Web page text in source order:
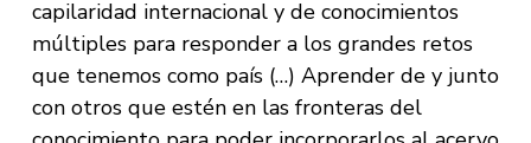
capilaridad internacional y de conocimientos
múltiples para responder a los grandes retos
que tenemos como país (…) Aprender de y junto
con otros que estén en las fronteras del